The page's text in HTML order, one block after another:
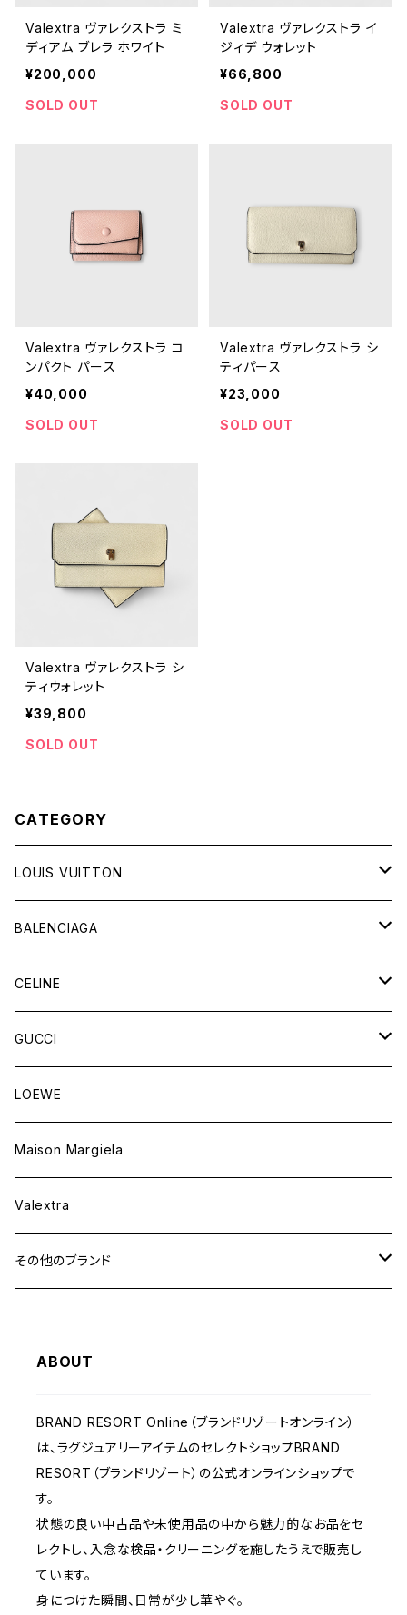
Valextra ヴァレクストラ ミ
ディアム ブレラ ホワイト
¥200,000
SOLD OUT
Valextra ヴァレクストラ イ
ジィデ ウォレット
¥66,800
SOLD OUT
Valextra ヴァレクストラ コ
ンパクト パース
¥40,000
SOLD OUT
Valextra ヴァレクストラ シ
ティパース
¥23,000
SOLD OUT
Valextra ヴァレクストラ シ
ティウォレット
¥39,800
SOLD OUT
CATEGORY
LOUIS VUITTON
バッグ
財布&小物
ウェア
BALENCIAGA
バッグ
財布&小物
ウェア
CELINE
バッグ
財布&小物
ウェア
GUCCI
バッグ
財布&小物
ウェア
LOEWE
Maison Margiela
Valextra
その他のブランド
財布&小物
ウェア
ABOUT
BRAND RESORT Online（ブランドリゾートオンライン）
は、ラグジュアリーアイテムのセレクトショップBRAND
RESORT（ブランドリゾート）の公式オンラインショップで
す。
状態の良い中古品や未使用品の中から魅力的なお品をセ
レクトし、入念な検品・クリーニングを施したうえで販売し
ています。
身につけた瞬間、日常が少し華やぐ。